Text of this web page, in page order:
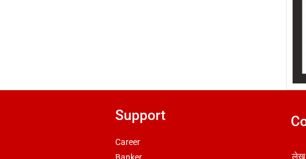
Support
Career
Banker
लेख,